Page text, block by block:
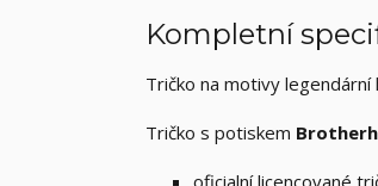
Kompletní
Tričko na motivy legendární
Tričko s potiskem
oficialní licencované